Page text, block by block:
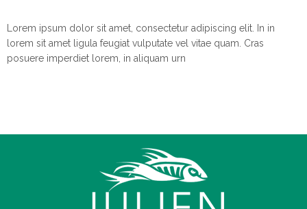
Lorem ipsum dolor sit amet, consectetur adipiscing elit. In in
lorem sit amet ligula feugiat vulputate vel vitae quam. Cras
posuere imperdiet lorem, in aliquam urn